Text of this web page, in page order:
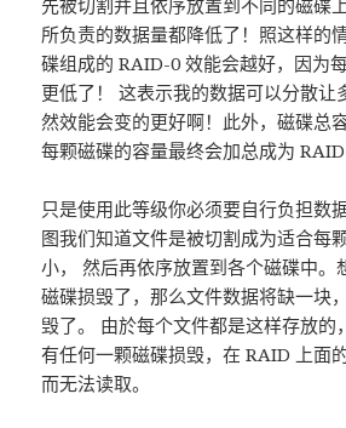
先被切割并且依序放置到不同的磁碟
所负责的数据量都降低了！照这样的
碟组成的 RAID-0 效能会越好，因为
更低了！ 这表示我的数据可以分散让
然效能会变的更好啊！此外，磁碟总
每颗磁碟的容量最终会加总成为
只是使用此等级你必须要自行负担数
图我们知道文件是被切割成为适合每
小， 然后再依序放置到各个磁碟中。
磁碟损毁了，那么文件数据将缺一块
毁了。 由於每个文件都是这样存放的
有任何一颗磁碟损毁，在 RAID 上面
而无法读取。